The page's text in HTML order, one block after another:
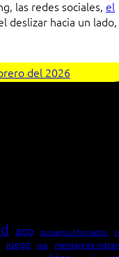
las redes sociales, el
deslizar hacia un
del 2026
app concepto informático
juego lista mensajería